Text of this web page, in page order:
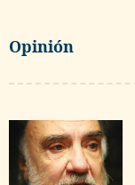
Opinión